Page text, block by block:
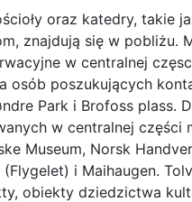
oraz katedry, takie
znajdują się w pobliżu.
w centralnej
osób poszukujących
Park i Brofoss plass.
w centralnej części
Museum, Norsk
i Maihaugen.
obiekty dziedzictwa